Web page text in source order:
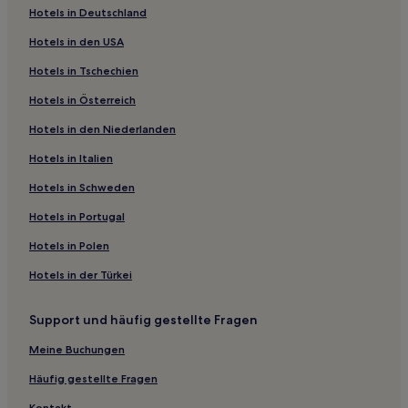
3-Sterne-Hotels in Pileh Lagoon
2-Sterne-Hotels in Pileh Lagoon
3-Sterne-Hotels in Pai Plong
4-Sterne-Hotels in Pai Plong
4-Sterne-Hotels in Klong Khong Beach
3-Sterne-Hotels in Ao Luek
3-Sterne-Hotels in Strand von Klong Nin
2-Sterne-Hotels in Strand von Klong Nin
Ban Na Nok Hotels
Provinz Krabi: Hotels
Ban Khlong Khamao Hotels
Hotels nahe Pan Beach
Hotels nahe Phra-Nang-Höhle
Hotels in Deutschland
Hotels in den USA
Hotels in Tschechien
Hotels in Österreich
Hotels in den Niederlanden
Hotels in Italien
Hotels in Schweden
Hotels in Portugal
Hotels in Polen
Hotels in der Türkei
Support und häufig gestellte Fragen
Meine Buchungen
Häufig gestellte Fragen